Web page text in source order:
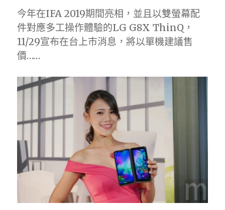
今年在IFA 2019期間亮相，並且以雙螢幕配
件對應多工操作體驗的LG G8X ThinQ，
11/29宣布在台上市消息，將以單機建議售
價……